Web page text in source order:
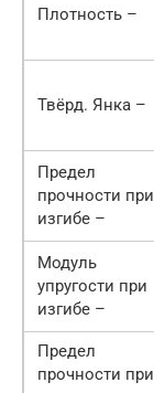
Плотность –
Твёрд. Янка –
Предел
прочности при
изгибе –
Модуль
упругости при
изгибе –
Предел
прочности при